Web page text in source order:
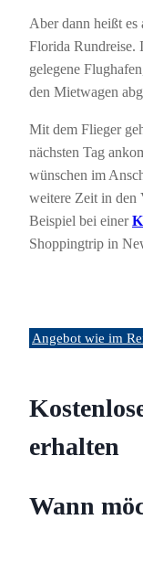
Aber dann heißt
Florida Rundreise.
gelegene
den Mietwagen
Mit dem Flieger
nächsten Tag
wünschen im
weitere Zeit in den
Beispiel bei einer
Shoppingtrip in
Angebot wie im
erhalten
Wann